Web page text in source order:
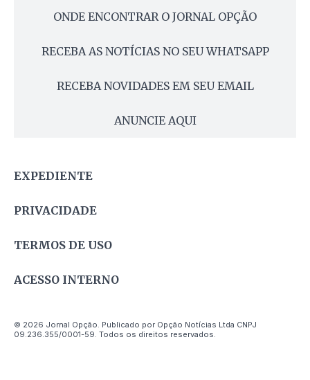
ONDE ENCONTRAR O JORNAL OPÇÃO
RECEBA AS NOTÍCIAS NO SEU WHATSAPP
RECEBA NOVIDADES EM SEU EMAIL
ANUNCIE AQUI
EXPEDIENTE
PRIVACIDADE
TERMOS DE USO
ACESSO INTERNO
© 2026 Jornal Opção. Publicado por Opção Notícias Ltda CNPJ
09.236.355/0001-59. Todos os direitos reservados.